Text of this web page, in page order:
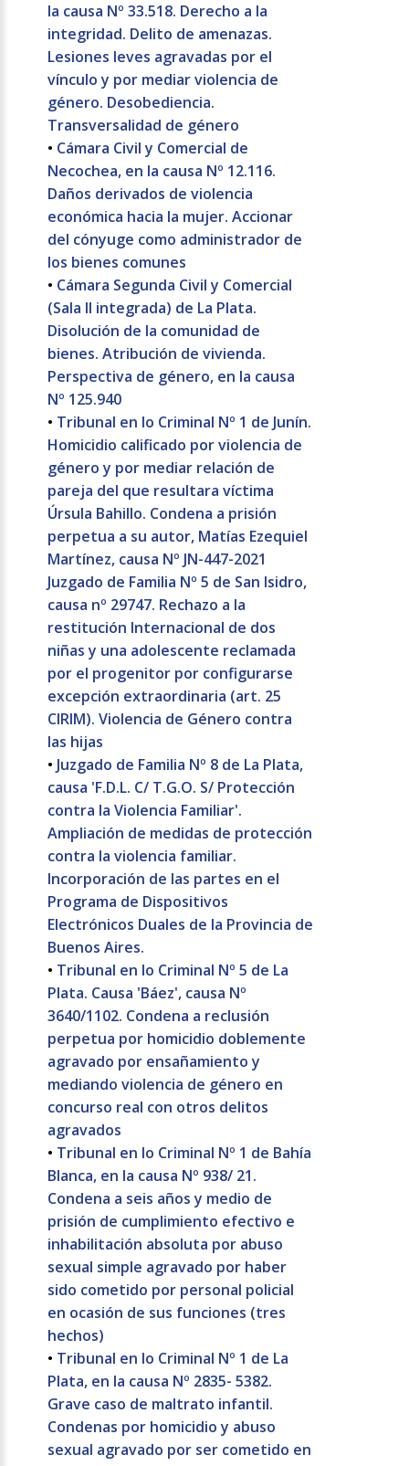
la causa Nº 33.518. Derecho a la
integridad. Delito de amenazas.
Lesiones leves agravadas por el
vínculo y por mediar violencia de
género. Desobediencia.
Transversalidad de género
• Cámara Civil y Comercial de
Necochea, en la causa Nº 12.116.
Daños derivados de violencia
económica hacia la mujer. Accionar
del cónyuge como administrador de
los bienes comunes
• Cámara Segunda Civil y Comercial
(Sala II integrada) de La Plata.
Disolución de la comunidad de
bienes. Atribución de vivienda.
Perspectiva de género, en la causa
Nº 125.940
• Tribunal en lo Criminal Nº 1 de Junín.
Homicidio calificado por violencia de
género y por mediar relación de
pareja del que resultara víctima
Úrsula Bahillo. Condena a prisión
perpetua a su autor, Matías Ezequiel
Martínez, causa Nº JN-447-2021
Juzgado de Familia Nº 5 de San Isidro,
causa nº 29747. Rechazo a la
restitución Internacional de dos
niñas y una adolescente reclamada
por el progenitor por configurarse
excepción extraordinaria (art. 25
CIRIM). Violencia de Género contra
las hijas
• Juzgado de Familia Nº 8 de La Plata,
causa 'F.D.L. C/ T.G.O. S/ Protección
contra la Violencia Familiar'.
Ampliación de medidas de protección
contra la violencia familiar.
Incorporación de las partes en el
Programa de Dispositivos
Electrónicos Duales de la Provincia de
Buenos Aires.
• Tribunal en lo Criminal Nº 5 de La
Plata. Causa 'Báez', causa Nº
3640/1102. Condena a reclusión
perpetua por homicidio doblemente
agravado por ensañamiento y
mediando violencia de género en
concurso real con otros delitos
agravados
• Tribunal en lo Criminal Nº 1 de Bahía
Blanca, en la causa Nº 938/ 21.
Condena a seis años y medio de
prisión de cumplimiento efectivo e
inhabilitación absoluta por abuso
sexual simple agravado por haber
sido cometido por personal policial
en ocasión de sus funciones (tres
hechos)
• Tribunal en lo Criminal Nº 1 de La
Plata, en la causa Nº 2835- 5382.
Grave caso de maltrato infantil.
Condenas por homicidio y abuso
sexual agravado por ser cometido en